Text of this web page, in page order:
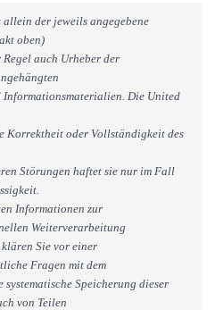
allein der jeweils angegebene
oben)
auch Urheber der
Informationsmaterialien. Die United
Korrektheit oder Vollständigkeit des
Störungen haftet sie nur im Fall
Informationen zur
Weiterverarbeitung
Sie vor einer
Fragen mit dem
systematische Speicherung dieser
von Teilen